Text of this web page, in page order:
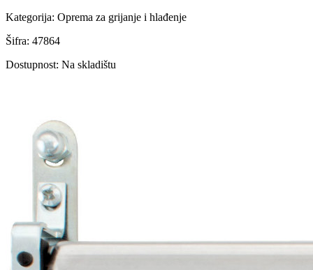
Kategorija: Oprema za grijanje i hlađenje
Šifra: 47864
Dostupnost: Na skladištu